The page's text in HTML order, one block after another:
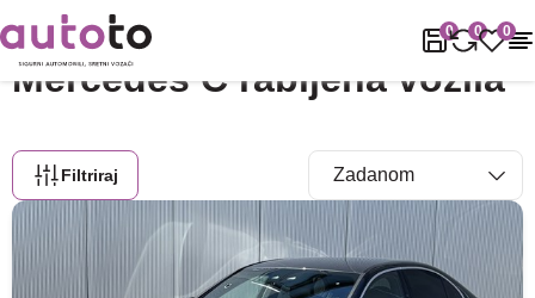
0 0 0
Naslovnica Rabljena vozila
Mercedes C rabljena vozila
Filtriraj